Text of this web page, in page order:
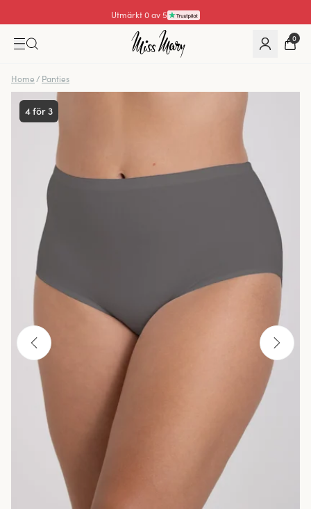
Utmärkt 0 av 5
0
Home / Panties
4 för 3